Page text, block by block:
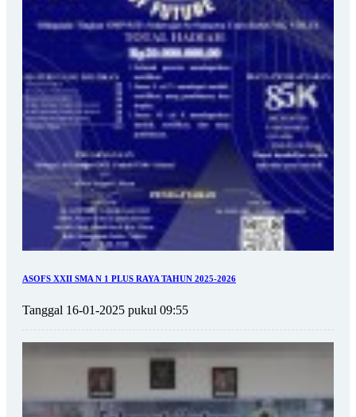
ASOFS XXII SMA N 1 PLUS RAYA TAHUN 2025-2026
Tanggal 16-01-2025 pukul 09:55